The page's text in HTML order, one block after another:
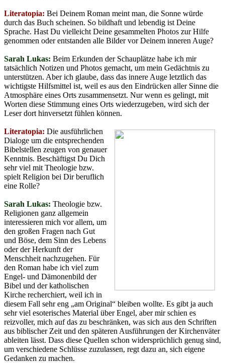
Literatopia: Bei Deinem Roman meint man, die Sonne würde
durch das Buch scheinen. So bildhaft und lebendig ist Deine
Sprache. Hast Du vielleicht Deine gesammelten Photos zur Hilfe
genommen oder entstanden alle Bilder vor Deinem inneren Auge?
Sarah Lukas: Beim Erkunden der Schauplätze habe ich mir
tatsächlich Notizen und Photos gemacht, um mein Gedächtnis zu
unterstützen. Aber ich glaube, dass das innere Auge letztlich das
wichtigste Hilfsmittel ist, weil es aus den Eindrücken aller Sinne die
Atmosphäre eines Orts zusammensetzt. Nur wenn es gelingt, mit
Worten diese Stimmung eines Orts wiederzugeben, wird sich der
Leser dort hinversetzt fühlen können.
Literatopia: Die ausführlichen
Dialoge um die entsprechenden
Bibelstellen zeugen von genauer
Kenntnis. Beschäftigst Du Dich
sehr viel mit Theologie bzw.
spielt Religion bei Dir beruflich
eine Rolle?
Sarah Lukas: Theologie bzw.
Religionen ganz allgemein
interessieren mich vor allem, um
den großen Fragen nach Gut
und Böse, dem Sinn des Lebens
oder der Herkunft der
Menschheit nachzugehen. Für
den Roman habe ich viel zum
Engel- und Dämonenbild der
Bibel und der katholischen
Kirche recherchiert, weil ich in
diesem Fall sehr eng „am Original“ bleiben wollte. Es gibt ja auch
sehr viel esoterisches Material über Engel, aber mir schien es
reizvoller, mich auf das zu beschränken, was sich aus den Schriften
aus biblischer Zeit und den späteren Ausführungen der Kirchenväter
ableiten lässt. Dass diese Quellen schon widersprüchlich genug sind,
um verschiedene Schlüsse zuzulassen, regt dazu an, sich eigene
Gedanken zu machen.